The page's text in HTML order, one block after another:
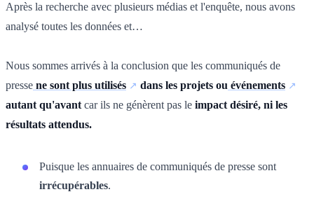
Après la recherche avec plusieurs médias et l'enquête, nous avons
analysé toutes les données et…
Nous sommes arrivés à la conclusion que les communiqués de
presse ne sont plus utilisés dans les projets ou événements
autant qu'avant car ils ne génèrent pas le impact désiré, ni les
résultats attendus.
Puisque les annuaires de communiqués de presse sont
irrécupérables.